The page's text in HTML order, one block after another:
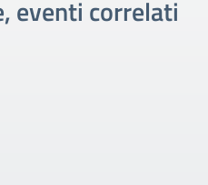
eventi correlati